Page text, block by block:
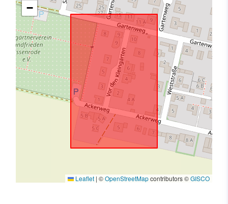
−
Leaflet | ©OpenStreetMapcontributors ©GISCO